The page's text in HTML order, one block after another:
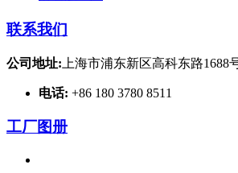
联系我们
公司地址: 上海市浦东新区高科东路1688
电话: +86 180 3780 8511
工厂图册